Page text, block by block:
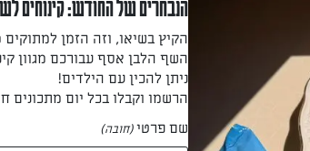
הנבחרים של החודש: קינוחים
הקיץ בשיאו, וזה הזמן למתוקים
השף הלבן אסף עבורכם מגוון
ניתן להכין עם הילדים!
הרשמו וקבלו בכל יום מתכונים
שם פרטי(חובה)